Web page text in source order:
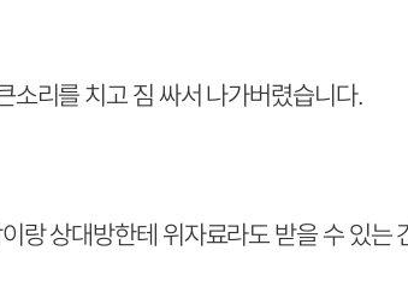
소리를 치고 짐 싸서 나가버렸습니다.
랑 상대방한테 위자료라도 받을 수 있는